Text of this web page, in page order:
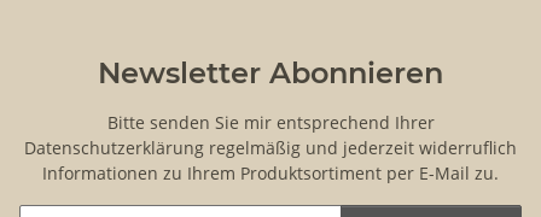
Newsletter Abonnieren
Bitte senden Sie mir entsprechend Ihrer
Datenschutzerklärung regelmäßig und jederzeit widerruflich
Informationen zu Ihrem Produktsortiment per E-Mail zu.